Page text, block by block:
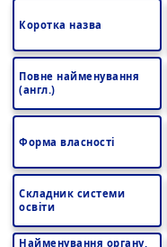
Коротка назва
Повне найменування
(англ.)
Форма власності
Складник системи
освіти
Найменування органу,